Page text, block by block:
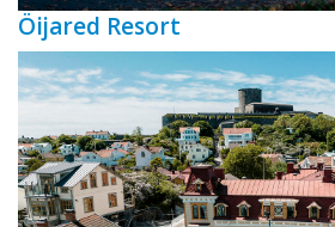
Öijared Resort